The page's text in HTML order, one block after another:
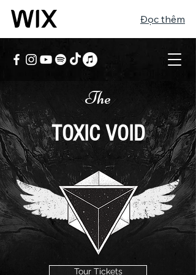
Đọc thêm